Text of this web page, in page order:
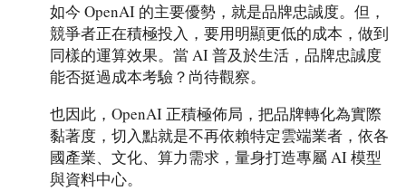
如今 OpenAI 的主要優勢，就是品牌忠誠度。但，
競爭者正在積極投入，要用明顯更低的成本，做到
同樣的運算效果。當 AI 普及於生活，品牌忠誠度
能否挺過成本考驗？尚待觀察。
也因此，OpenAI 正積極佈局，把品牌轉化為實際
黏著度，切入點就是不再依賴特定雲端業者，依各
國產業、文化、算力需求，量身打造專屬 AI 模型
與資料中心。